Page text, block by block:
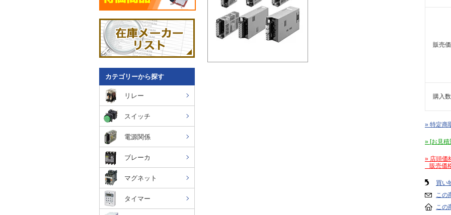
販売
購入数
» 特定商
» [お見
» 店頭価
販売価
買い
この
この
カテゴリーから探す
リレー
スイッチ
電源関係
ブレーカ
マグネット
タイマー